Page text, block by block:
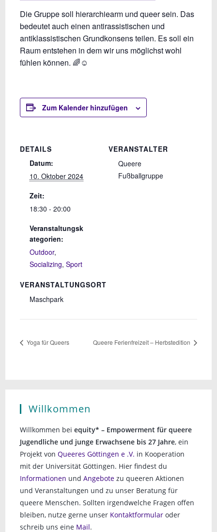
Die Gruppe soll hierarchiearm und queer sein. Das
bedeutet auch einen antirassistischen und
antiklassistischen Grundkonsens teilen. Es soll ein
Raum entstehen in dem wir uns möglichst wohl
fühlen können. 🌈☺️
Zum Kalender hinzufügen
DETAILS
Datum:
10. Oktober 2024
Zeit:
18:30 - 20:00
Veranstaltungsk
ategorien:
Outdoor,
Socializing,Sport
VERANSTALTUNGSORT
Maschpark
VERANSTALTER
Queere
Fußballgruppe
Yoga für Queers Queere Ferienfreizeit – Herbstedition
Willkommen
Willkommen beiequity* – Empowerment für queere
Jugendliche und junge Erwachsene bis 27 Jahre, ein
Projekt vonQueeres Göttingen e .V. in Kooperation
mit der Universität Göttingen. Hier findest du
Informationen undAngebote zu queeren Aktionen
und Veranstaltungen und zu unser Beratung für
queere Menschen. Sollten irgendwelche Fragen offen
bleiben, nutze gerne unser Kontaktformular oder
schreib uns eine Mail.